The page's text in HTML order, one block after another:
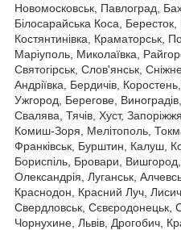
Новомосковськ, Павлоград,
Білосарайська Коса,
Костянтинівка, Краматорськ,
Маріуполь, Миколаївка,
Святогірськ, Слов'янськ,
Андріївка, Бердичів,
Ужгород, Берегове,
Свалява, Тячів, Хуст,
Комиш-Зоря, Мелітополь,
Франківськ, Бурштин, Калуш,
Бориспіль, Бровари,
Олександрія, Луганськ,
Краснодон, Красний Луч,
Свердловськ, Сєвєродонецьк,
Чорнухине, Львів, Дрогобич,